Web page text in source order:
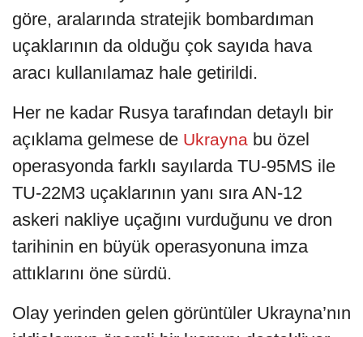
göre, aralarında stratejik bombardıman
uçaklarının da olduğu çok sayıda hava
aracı kullanılamaz hale getirildi.
Her ne kadar Rusya tarafından detaylı bir
açıklama gelmese de Ukrayna bu özel
operasyonda farklı sayılarda TU-95MS ile
TU-22M3 uçaklarının yanı sıra AN-12
askeri nakliye uçağını vurduğunu ve dron
tarihinin en büyük operasyonuna imza
attıklarını öne sürdü.
Olay yerinden gelen görüntüler Ukrayna’nın